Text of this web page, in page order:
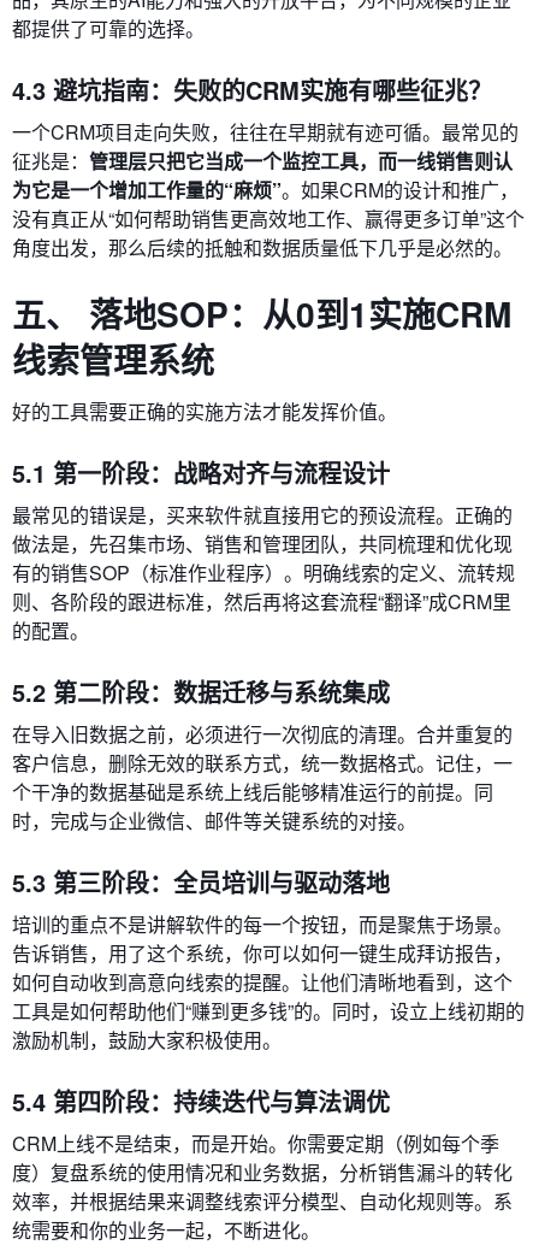
都提供了可靠的选择。
4.3 避坑指南：失败的CRM实施有哪些征兆？
一个CRM项目走向失败，往往在早期就有迹可循。最常见的
征兆是： 管理层只把它当成一个监控工具，而一线销售则认
为它是一个增加工作量的“麻烦”。如果CRM的设计和推广，
没有真正从“如何帮助销售更高效地工作、赢得更多订单”这个
角度出发，那么后续的抵触和数据质量低下几乎是必然的。
五、 落地SOP：从0到1实施CRM
线索管理系统
好的工具需要正确的实施方法才能发挥价值。
5.1 第一阶段：战略对齐与流程设计
最常见的错误是，买来软件就直接用它的预设流程。正确的
做法是，先召集市场、销售和管理团队，共同梳理和优化现
有的销售SOP（标准作业程序）。明确线索的定义、流转规
则、各阶段的跟进标准，然后再将这套流程“翻译”成CRM里
的配置。
5.2 第二阶段：数据迁移与系统集成
在导入旧数据之前，必须进行一次彻底的清理。合并重复的
客户信息，删除无效的联系方式，统一数据格式。记住，一
个干净的数据基础是系统上线后能够精准运行的前提。同
时，完成与企业微信、邮件等关键系统的对接。
5.3 第三阶段：全员培训与驱动落地
培训的重点不是讲解软件的每一个按钮，而是聚焦于场景。
告诉销售，用了这个系统，你可以如何一键生成拜访报告，
如何自动收到高意向线索的提醒。让他们清晰地看到，这个
工具是如何帮助他们“赚到更多钱”的。同时，设立上线初期的
激励机制，鼓励大家积极使用。
5.4 第四阶段：持续迭代与算法调优
CRM上线不是结束，而是开始。你需要定期（例如每个季
度）复盘系统的使用情况和业务数据，分析销售漏斗的转化
效率，并根据结果来调整线索评分模型、自动化规则等。系
统需要和你的业务一起，不断进化。